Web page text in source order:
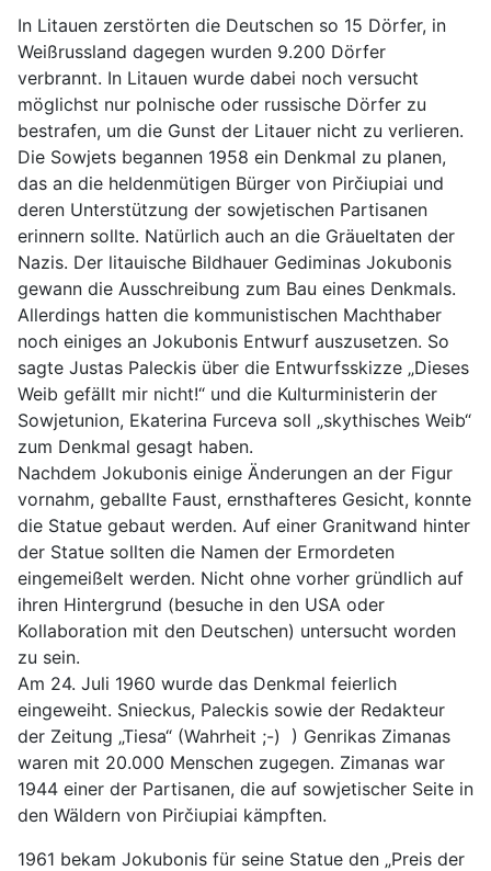
In Litauen zerstörten die Deutschen so 15 Dörfer, in
Weißrussland dagegen wurden 9.200 Dörfer
verbrannt. In Litauen wurde dabei noch versucht
möglichst nur polnische oder russische Dörfer zu
bestrafen, um die Gunst der Litauer nicht zu verlieren.
Die Sowjets begannen 1958 ein Denkmal zu planen,
das an die heldenmütigen Bürger von Pirčiupiai und
deren Unterstützung der sowjetischen Partisanen
erinnern sollte. Natürlich auch an die Gräueltaten der
Nazis. Der litauische Bildhauer Gediminas Jokubonis
gewann die Ausschreibung zum Bau eines Denkmals.
Allerdings hatten die kommunistischen Machthaber
noch einiges an Jokubonis Entwurf auszusetzen. So
sagte Justas Paleckis über die Entwurfsskizze „Dieses
Weib gefällt mir nicht!“ und die Kulturministerin der
Sowjetunion, Ekaterina Furceva soll „skythisches Weib“
zum Denkmal gesagt haben.
Nachdem Jokubonis einige Änderungen an der Figur
vornahm, geballte Faust, ernsthafteres Gesicht, konnte
die Statue gebaut werden. Auf einer Granitwand hinter
der Statue sollten die Namen der Ermordeten
eingemeißelt werden. Nicht ohne vorher gründlich auf
ihren Hintergrund (besuche in den USA oder
Kollaboration mit den Deutschen) untersucht worden
zu sein.
Am 24. Juli 1960 wurde das Denkmal feierlich
eingeweiht. Snieckus, Paleckis sowie der Redakteur
der Zeitung „Tiesa“ (Wahrheit ;-) ) Genrikas Zimanas
waren mit 20.000 Menschen zugegen. Zimanas war
1944 einer der Partisanen, die auf sowjetischer Seite in
den Wäldern von Pirčiupiai kämpften.
1961 bekam Jokubonis für seine Statue den „Preis der